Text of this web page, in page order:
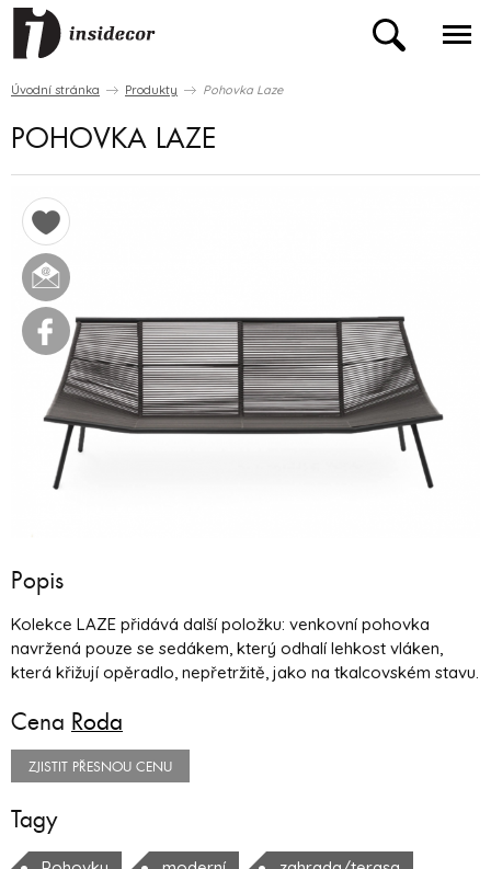
Úvodní stránka Produkty Pohovka Laze
POHOVKA LAZE
Popis
Kolekce LAZE přidává další položku: venkovní pohovka
navržená pouze se sedákem, který odhalí lehkost vláken,
která křižují opěradlo, nepřetržitě, jako na tkalcovském stavu.
Cena Roda
ZJISTIT PŘESNOU CENU
Tagy